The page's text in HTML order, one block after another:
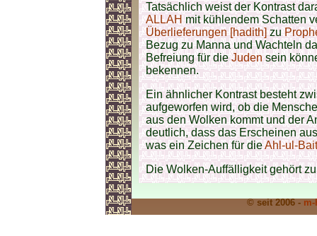
Tatsächlich weist der Kontrast
ALLAHmit kühlendem Schatten
Überlieferungen [hadith]zu
Bezug zu Manna und Wachteln
Befreiung für dieJudensein
bekennen.
Ein ähnlicher Kontrast besteht
aufgeworfen wird, ob die
aus den Wolken kommt und der
deutlich, dass das Erscheinen
was ein Zeichen für dieAhl-ul-
Die Wolken-Auffälligkeit gehört
© seit 2006 -